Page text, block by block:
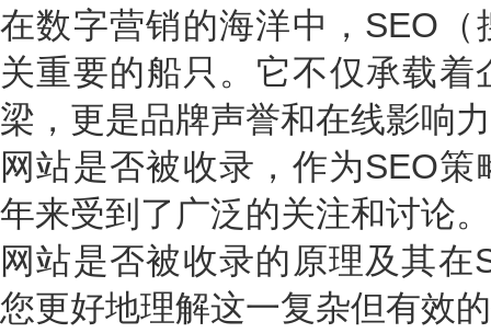
在数字营销的海洋中，SEO
关重要的船只。它不仅承载
梁，更是品牌声誉和在线影响
网站是否被收录，作为SEO
年来受到了广泛的关注和讨论
网站是否被收录的原理及其
您更好地理解这一复杂但有效